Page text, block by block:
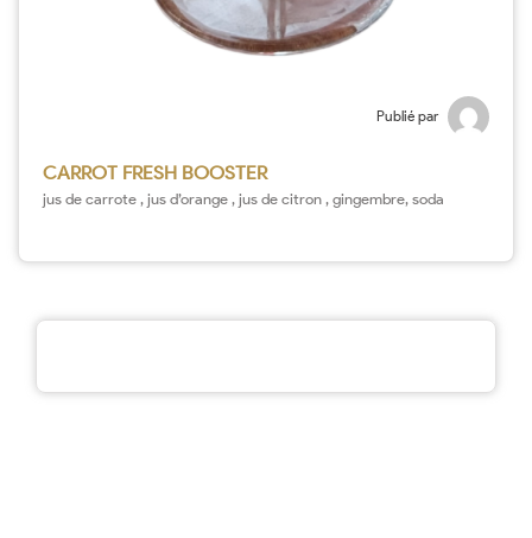
Publié par
CARROT FRESH BOOSTER
jus de carrote , jus d’orange , jus de citron , gingembre, soda